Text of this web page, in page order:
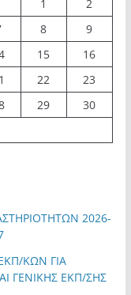
1
2
8
9
15
16
22
23
29
30
2026-
ΚΩΝ ΓΙΑ
ΓΕΝΙΚΗΣ ΕΚΠ/ΣΗΣ